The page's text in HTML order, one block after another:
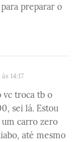
preparar o
14:17
vc troca tb o
sei lá. Estou
carro zero
até mesmo